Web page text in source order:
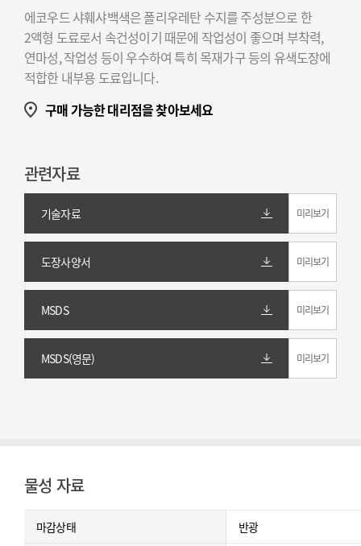
에코우드 샤훼샤백색은 폴리우레탄 수지를 주성분으로 한
2액형 도료로서 속건성이기 때문에 작업성이 좋으며 부착력,
연마성, 작업성 등이 우수하여 특히 목재가구 등의 유색도장에
적합한 내부용 도료입니다.
구매 가능한 대리점을 찾아보세요
관련자료
기술자료 미리보기
도장사양서 미리보기
MSDS 미리보기
MSDS(영문) 미리보기
물성 자료
마감상태 반광